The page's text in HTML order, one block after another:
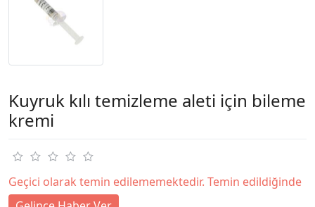
Kuyruk kılı temizleme aleti için bileme
kremi
Geçici olarak temin edilememektedir. Temin edildiğinde